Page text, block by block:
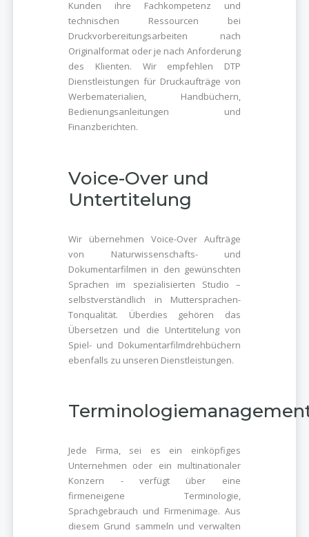
Kunden ihre Fachkompetenz und
technischen Ressourcen bei
Druckvorbereitungsarbeiten nach
Originalformat oder je nach Anforderung
des Klienten. Wir empfehlen DTP
Dienstleistungen für Druckaufträge von
Werbematerialien, Handbüchern,
Bedienungsanleitungen und
Finanzberichten.
Voice-Over und
Untertitelung
Wir übernehmen Voice-Over Aufträge
von Naturwissenschafts- und
Dokumentarfilmen in den gewünschten
Sprachen im spezialisierten Studio –
selbstverständlich in Muttersprachen-
Tonqualität. Überdies gehören das
Übersetzen und die Untertitelung von
Spiel- und Dokumentarfilmdrehbüchern
ebenfalls zu unseren Dienstleistungen.
Jede Firma, sei es ein einköpfiges
Unternehmen oder ein multinationaler
Konzern - verfügt über eine
firmeneigene Terminologie,
Sprachgebrauch und Firmenimage. Aus
diesem Grund sammeln und verwalten